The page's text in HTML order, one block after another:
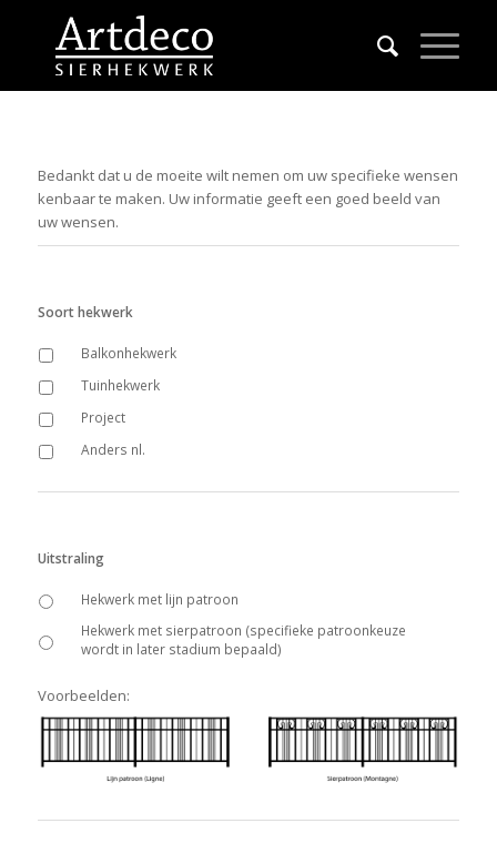
Bedankt dat u de moeite wilt nemen om uw specifieke wensen
kenbaar te maken. Uw informatie geeft een goed beeld van
uw wensen.
Soort hekwerk
Balkonhekwerk
Tuinhekwerk
Project
Anders nl.
Uitstraling
Hekwerk met lijn patroon
Hekwerk met sierpatroon (specifieke patroonkeuze
wordt in later stadium bepaald)
Voorbeelden: